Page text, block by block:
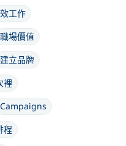
工作
職場價值
建立品牌
裡
Campaigns
程